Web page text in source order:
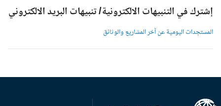
إشترك في التنبيهات الالكترونية/ تنبيهات البريد الالكتروني
المستجدات اليومية عن آخر المشاريع والوثائق